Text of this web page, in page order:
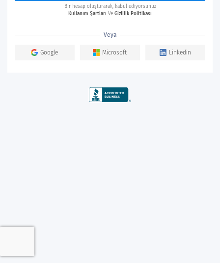
Bir hesap oluşturarak, kabul ediyorsunuz
Kullanım Şartları Ve Gizlilik Politikası
Veya
Google Microsoft Linkedin